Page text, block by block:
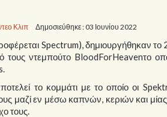
Κλιπ Δημοσιεύθηκε : 03 Ιουνίου 2022
Spectrum), δημιουργήθηκαν το
τους ντεμπούτο BloodForHeavenτο
το κομμάτι με το οποίο οι
μαζί εν μέσω καπνών, κεριών και
τους.